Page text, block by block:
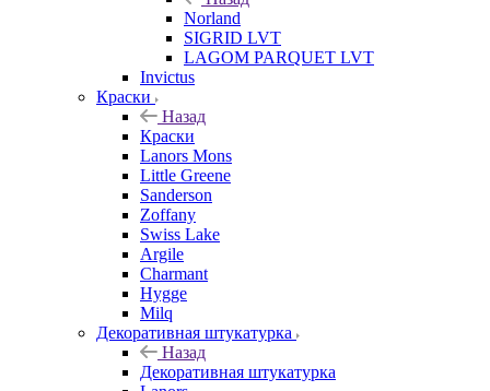
Norland
SIGRID LVT
LAGOM PARQUET LVT
Invictus
Краски
Назад
Краски
Lanors Mons
Little Greene
Sanderson
Zoffany
Swiss Lake
Argile
Charmant
Hygge
Milq
Декоративная штукатурка
Назад
Декоративная штукатурка